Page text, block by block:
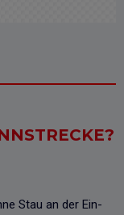
Stau an der Ein-